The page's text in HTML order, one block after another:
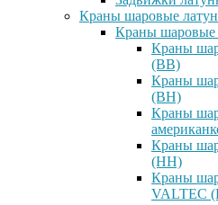
Краны шаровые
Краны шаровые
Краны
(ВВ)
Краны
(ВН)
Краны
Краны
(НН)
Краны
VALTEC